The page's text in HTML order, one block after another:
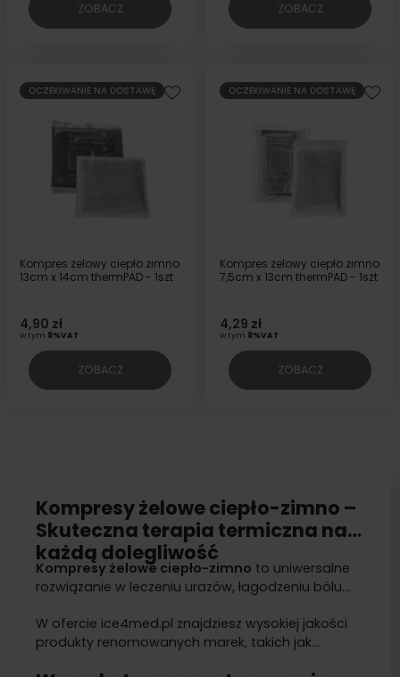
ZOBACZ ZOBACZ
OCZEKIWANIE NA DOSTAWĘ
Kompres żelowy ciepło zimno
13cm x 14cm thermPAD - 1szt
4,90 zł
w tym 8%VAT
ZOBACZ
OCZEKIWANIE NA DOSTAWĘ
Kompres żelowy ciepło zimno
7,5cm x 13cm thermPAD - 1szt
4,29 zł
w tym 8%VAT
ZOBACZ
Kompresy żelowe ciepło-zimno –
Skuteczna terapia termiczna na
każdą dolegliwość
Kompresy żelowe ciepło-zimno to uniwersalne
rozwiązanie w leczeniu urazów, łagodzeniu bólu
stanowią niezbędny element zarówno w
placówkach medycznych , jak idomowej
W ofercie ice4med.pl znajdziesz wysokiej jakości
produkty renomowanych marek, takich jak